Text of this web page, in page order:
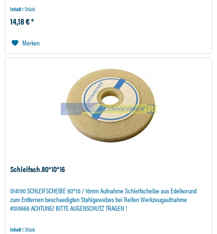
Inhalt1 Stück
14,18 € *
Merken
Schleifsch.80*10*16
014190 SCHLEIFSCHEIBE 80*10 / 16mm Aufnahme Schleifscheibe aus Edelkorund
zum Entfernen beschaedigten Stahlgewebes bei Reifen Werkzeugaufnahme
#010666 ACHTUNG! BITTE AUGENSCHUTZ TRAGEN !
Inhalt1 Stück